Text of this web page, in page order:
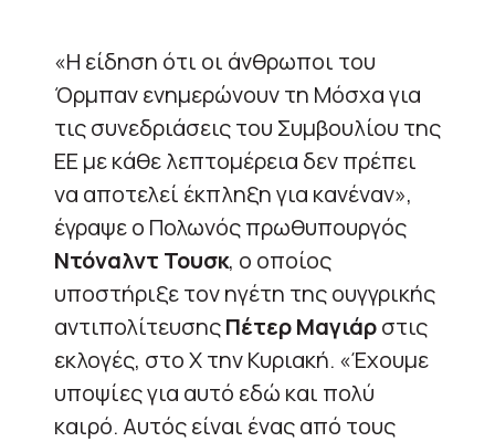
«Η είδηση ​​ότι οι άνθρωποι του
Όρμπαν ενημερώνουν τη Μόσχα για
τις συνεδριάσεις του Συμβουλίου της
ΕΕ με κάθε λεπτομέρεια δεν πρέπει
να αποτελεί έκπληξη για κανέναν»,
έγραψε ο Πολωνός πρωθυπουργός
Ντόναλντ Τουσκ, ο οποίος
υποστήριξε τον ηγέτη της ουγγρικής
αντιπολίτευσηςΠέτερ Μαγιάρστις
εκλογές, στο X την Κυριακή. «Έχουμε
υποψίες για αυτό εδώ και πολύ
καιρό. Αυτός είναι ένας από τους